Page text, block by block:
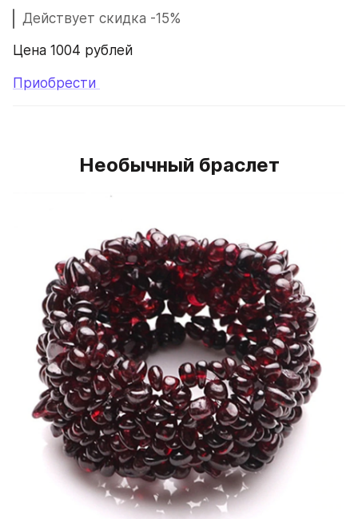
Действует скидка -15%
Цена 1004 рублей
Приобрести
Необычный браслет